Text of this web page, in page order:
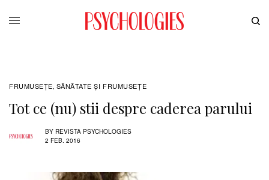
FRUMUSEȚE, SĂNĂTATE ŞI FRUMUSEȚE
Tot ce (nu) stii despre caderea parului
BY REVISTA PSYCHOLOGIES
2 FEB. 2016